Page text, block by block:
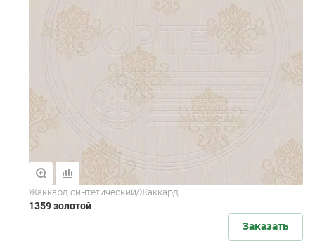
Жаккард синтетический/Жаккард
1359 золотой
Заказать